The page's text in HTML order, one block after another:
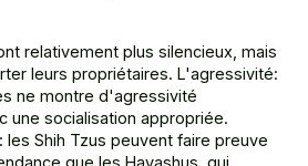
relativement plus silencieux, mais
leurs propriétaires. L'agressivité:
ne montre d'agressivité
une socialisation appropriée.
les Shih Tzus peuvent faire preuve
que les Havashus, qui